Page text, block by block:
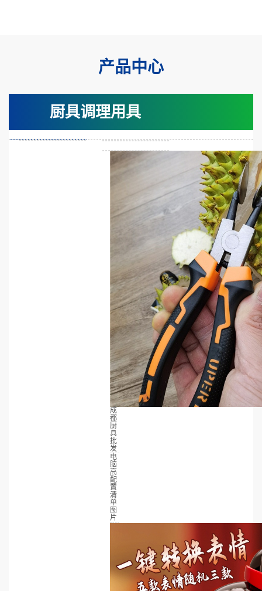
产品中心
厨具调理用具
成
都
厨
具
批
发
电
脑
高
配
置
清
单
图
片